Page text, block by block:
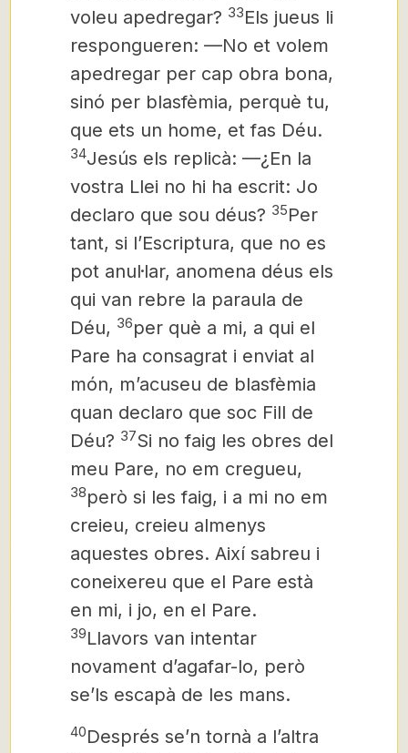
voleu apedregar? 33Els jueus li
respongueren: —No et volem
apedregar per cap obra bona,
sinó per blasfèmia, perquè tu,
que ets un home, et fas Déu.
34Jesús els replicà: —¿En la
vostra Llei no hi ha escrit: Jo
declaro que sou déus? 35Per
tant, si l’Escriptura, que no es
pot anul·lar, anomena déus els
qui van rebre la paraula de
Déu, 36per què a mi, a qui el
Pare ha consagrat i enviat al
món, m’acuseu de blasfèmia
quan declaro que soc Fill de
Déu? 37Si no faig les obres del
meu Pare, no em cregueu,
38però si les faig, i a mi no em
creieu, creieu almenys
aquestes obres. Així sabreu i
coneixereu que el Pare està
en mi, i jo, en el Pare.
39Llavors van intentar
novament d’agafar-lo, però
se’ls escapà de les mans.
40Després se’n tornà a l’altra